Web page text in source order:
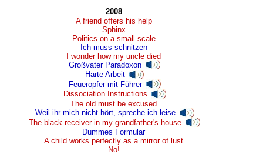
2008
A friend offers his help
Sphinx
Politics on a small scale
Ich muss schnitzen
I wonder how my uncle died
Großvater Paradoxon
Harte Arbeit
Feueropfer mit Führer
Dissociation Instructions
The old must be excused
Weil ihr mich nicht hört, spreche ich leise
The black receiver in my grandfather's house
Dummes Formular
A child works perfectly as a mirror of lust
No!